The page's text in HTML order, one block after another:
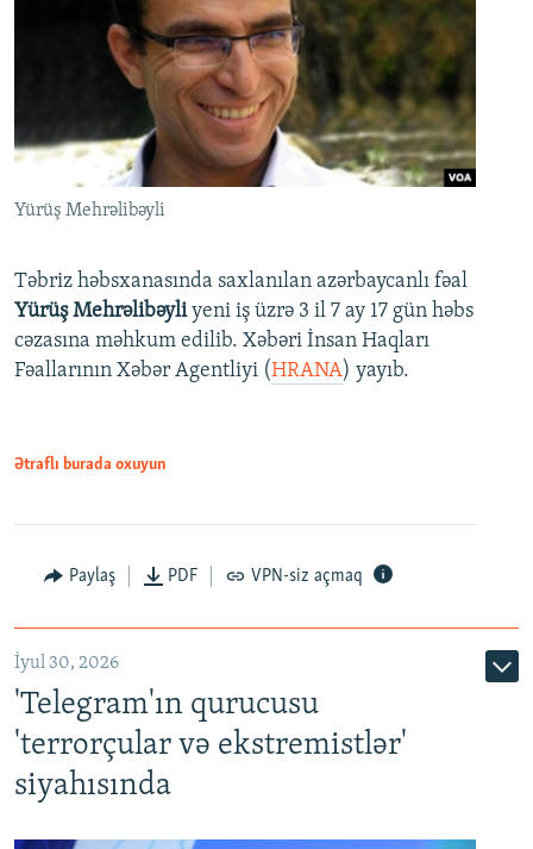
Yürüş Mehrəlibəyli
Təbriz həbsxanasında saxlanılan azərbaycanlı fəal
Yürüş Mehrəlibəyliyeni iş üzrə 3 il 7 ay 17 gün həbs
cəzasına məhkum edilib. Xəbəri İnsan Haqları
Fəallarının Xəbər Agentliyi (HRANA) yayıb.
Ətraflı burada oxuyun
Paylaş PDF VPN-siz açmaq
İyul 30, 2026
'Telegram'ın qurucusu
'terrorçular və ekstremistlər'
siyahısında